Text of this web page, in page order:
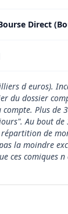
Direct
d euros).
du dossier
Plus de
Au bout
de
la moindre
ces comiques